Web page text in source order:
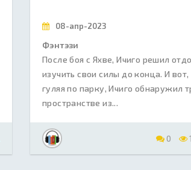
08-апр-2023
Фэнтэзи
После боя с Яхве, Ичиго решил
изучить свои силы до конца. И
гуляя по парку, Ичиго обнаружил
пространстве из...
0